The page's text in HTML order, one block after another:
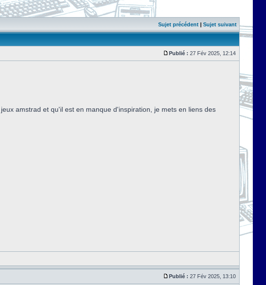
Sujet précédent | Sujet suivant
Publié : 27 Fév 2025, 12:14
amstrad et qu'il est en manque d'inspiration, je mets en liens des
Publié : 27 Fév 2025, 13:10